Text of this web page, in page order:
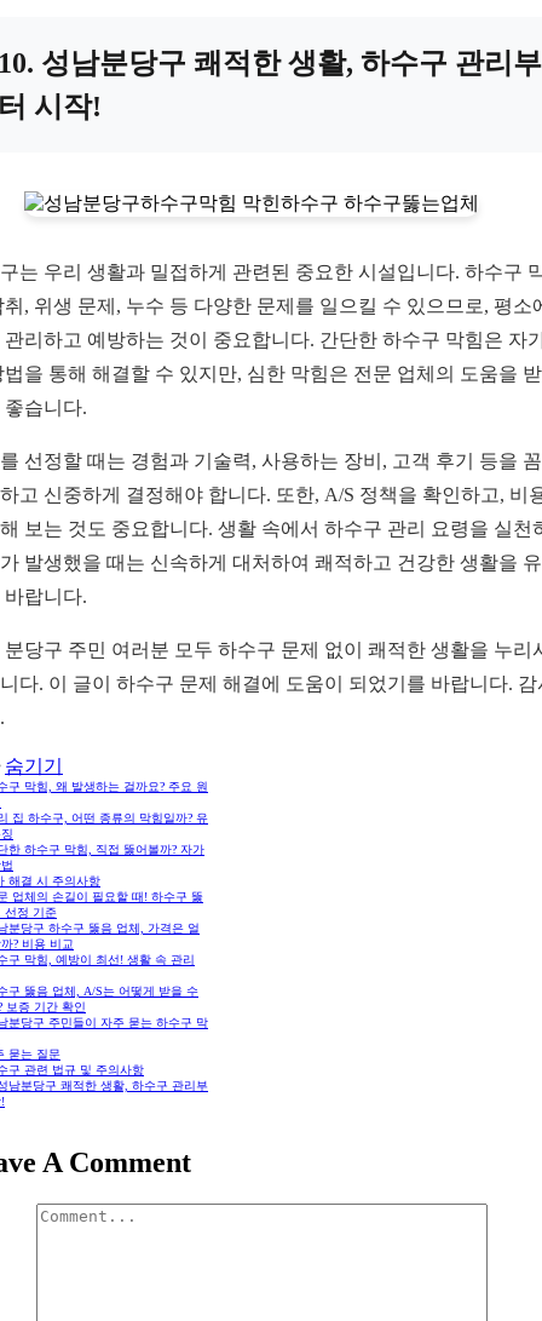
성남분당구 쾌적한 생활, 하수구 관리부
시작!
는 우리 생활과 밀접하게 관련된 중요한 시설입니다. 하수구
취, 위생 문제, 누수 등 다양한 문제를 일으킬 수 있으므로, 평소
관리하고 예방하는 것이 중요합니다. 간단한 하수구 막힘은 자
법을 통해 해결할 수 있지만, 심한 막힘은 전문 업체의 도움을
좋습니다.
선정할 때는 경험과 기술력, 사용하는 장비, 고객 후기 등을
고 신중하게 결정해야 합니다. 또한, A/S 정책을 확인하고, 비
보는 것도 중요합니다. 생활 속에서 하수구 관리 요령을 실천
발생했을 때는 신속하게 대처하여 쾌적하고 건강한 생활을
바랍니다.
분당구 주민 여러분 모두 하수구 문제 없이 쾌적한 생활을 누리
다. 이 글이 하수구 문제 해결에 도움이 되었기를 바랍니다. 감
숨기기
구 막힘, 왜 발생하는 걸까요? 주요 원
집 하수구, 어떤 종류의 막힘일까? 유
한 하수구 막힘, 직접 뚫어볼까? 자가
해결 시 주의사항
업체의 손길이 필요할 때! 하수구 뚫
선정 기준
분당구 하수구 뚫음 업체, 가격은 얼
? 비용 비교
구 막힘, 예방이 최선! 생활 속 관리
구 뚫음 업체, A/S는 어떻게 받을 수
보증 기간 확인
분당구 주민들이 자주 묻는 하수구 막
묻는 질문
구 관련 법규 및 주의사항
남분당구 쾌적한 생활, 하수구 관리부
A Comment